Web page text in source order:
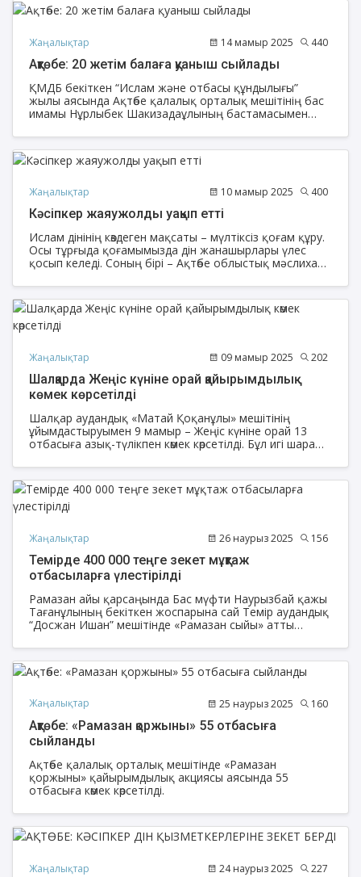
Жаңалықтар 14 мамыр 2025 440
Ақтөбе: 20 жетім балаға қуаныш сыйлады
ҚМДБ бекіткен “Ислам және отбасы құндылығы”
жылы аясында Ақтөбе қалалық орталық мешітінің бас
имамы Нұрлыбек Шакизадаұлының бастамасымен
отырған Жетесовтар отбасына тарту жасалды. Атап
айтқанда, 2 қабатты 4 адамға арналған керует сыйға
беріліп, 20 балаға тәтті таратылды.
Жаңалықтар 10 мамыр 2025 400
Кәсіпкер жаяужолды уақып етті
Ислам дінінің көздеген мақсаты – мүлтіксіз қоғам құру.
Осы тұрғыда қоғамымызда дін жанашырлары үлес
қосып келеді. Соның бірі – Ақтөбе облыстық мәслихат
орталық «Нұр Ғасыр» мешітіне жаяужолды уақып етті.
Жаңалықтар 09 мамыр 2025 202
Шалқарда Жеңіс күніне орай қайырымдылық
көмек көрсетілді
Шалқар аудандық «Матай Қоқанұлы» мешітінің
ұйымдастыруымен 9 мамыр – Жеңіс күніне орай 13
отбасыға азық-түлікпен көмек көрсетілді. Бұл игі шара
отбасылардың көңіліне медеу болып, мерекенің мәнін
арттырды.
Жаңалықтар 26 наурыз 2025 156
Темірде 400 000 теңге зекет мұқтаж
отбасыларға үлестірілді
Рамазан айы қарсаңында Бас мүфти Наурызбай қажы
Тағанұлының бекіткен жоспарына сай Темір аудандық
“Досжан Ишан” мешітінде «Рамазан сыйы» атты
Жаңалықтар 25 наурыз 2025 160
Ақтөбе: «Рамазан қоржыны» 55 отбасыға
сыйланды
Ақтөбе қалалық орталық мешітінде «Рамазан
қоржыны» қайырымдылық акциясы аясында 55
отбасыға көмек көрсетілді.
Жаңалықтар 24 наурыз 2025 227